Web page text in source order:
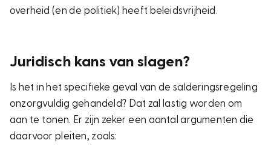
overheid (en de politiek) heeft beleidsvrijheid.
Juridisch kans van slagen?
Is het in het specifieke geval van de salderingsregeling
onzorgvuldig gehandeld? Dat zal lastig worden om
aan te tonen. Er zijn zeker een aantal argumenten die
daarvoor pleiten, zoals: